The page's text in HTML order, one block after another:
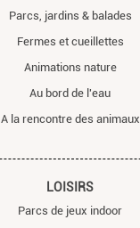
Parcs, jardins & balades
Fermes et cueillettes
Animations nature
Au bord de l'eau
A la rencontre des animaux
LOISIRS
Parcs de jeux indoor